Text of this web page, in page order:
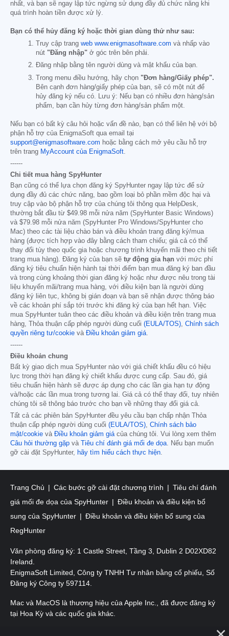
nhất, và bạn sẽ ngay lập tức ngừng sử dụng đầy đủ chức năng khi
quá trình hoàn tiền được xử lý.
Bạn có thể hủy đăng ký hoặc thời gian dùng thử như sau:
Truy cập trang web www.enigmasoftware.com và nhấp vào
nút "Đăng nhập" ở góc trên bên phải.
Đăng nhập bằng tên người dùng và mật khẩu của bạn.
Trong menu điều hướng, hãy chọn "Đơn hàng/Giấy phép".
Bên cạnh đơn hàng/giấy phép của bạn, sẽ có một nút để
hủy đăng ký nếu có. Lưu ý: Nếu bạn có nhiều đơn hàng/sản
phẩm, bạn cần hủy từng đơn hàng/sản phẩm một.
Nếu bạn có bất kỳ câu hỏi hoặc vấn đề nào, bạn có thể liên hệ với bộ
phận hỗ trợ của EnigmaSoft qua email tại
support@enigmasoftware.com hoặc bằng cách mở yêu cầu hỗ trợ
trên trang MyAccount của EnigmaSoft
------
Chi tiết mua hàng SpyHunter
Bạn cũng có thể lựa chọn đăng ký SpyHunter ngay lập tức để sử
dụng đầy đủ các chức năng, bao gồm loại bỏ phần mềm độc hại và
truy cập vào bộ phận hỗ trợ của chúng tôi thông qua HelpDesk,
thường bắt đầu từ $49.98 mỗi nửa năm (SpyHunter Basic Windows)
và $79.98 mỗi nửa năm (SpyHunter Pro Windows/SpyHunter cho
Mac) theo các tài liệu chào bán và điều khoản trang đăng ký/mua
hàng (được tích hợp vào đây bằng cách tham chiếu; giá cả có thể
thay đổi tùy theo quốc gia hoặc chương trình khuyến mãi theo chi tiết
trang mua hàng). Đăng ký của bạn sẽ tự động gia hạn với mức phí
đăng ký tiêu chuẩn hiện hành tại thời điểm bạn mua đăng ký ban đầu
và trong cùng khoảng thời gian đăng ký hoặc như được nêu trong tài
liệu khuyến mãi/trang mua hàng, với điều kiện bạn là người dùng
đăng ký liên tục, không bị gián đoạn và bạn sẽ nhận được thông báo
về các khoản phí sắp tới trước khi đăng ký của bạn hết hạn. Việc
mua SpyHunter tuân theo các điều khoản và điều kiện trên trang mua
hàng, Thỏa thuận cấp phép người dùng cuối (EULA/TOS) Chính sách
quyền riêng tư/cookie và Điều khoản giảm giá
------
Điều khoản chung
Bất kỳ giao dịch mua SpyHunter nào với giá chiết khấu đều có hiệu
lực trong thời hạn đăng ký chiết khấu được cung cấp. Sau đó, giá
tiêu chuẩn hiện hành sẽ được áp dụng cho các lần gia hạn tự động
và/hoặc các lần mua trong tương lai. Giá cả có thể thay đổi, tuy nhiên
chúng tôi sẽ thông báo trước cho bạn về những thay đổi giá cả.
Tất cả các phiên bản SpyHunter đều yêu cầu bạn chấp nhận Thỏa
thuận cấp phép người dùng cuối (EULA/TOS) Chính sách bảo
mật/cookie và Điều khoản giảm giá của chúng tôi. Vui lòng xem thêm
Câu hỏi thường gặp và Tiêu chí đánh giá mối đe dọa . Nếu bạn muốn
gỡ cài đặt SpyHunter,
hãy tìm hiểu cách thực hiện
Trang Chủ Các bước gỡ cài đặt chương trình
Tiêu chí đánh
giá mối đe dọa của SpyHunter
Điều khoản và điều kiện bổ
sung của SpyHunter
Điều khoản và điều kiện bổ sung của
RegHunter
Văn phòng đăng ký: 1 Castle Street, Tầng 3, Dublin 2 D02XD82
Ireland.
EnigmaSoft Limited, Công ty TNHH Tư nhân bằng cổ phiếu, Số
Đăng ký Công ty 597114.
Mac và MacOS là thương hiệu của Apple Inc., đã được đăng ký
tại Hoa Kỳ và các quốc gia khác.